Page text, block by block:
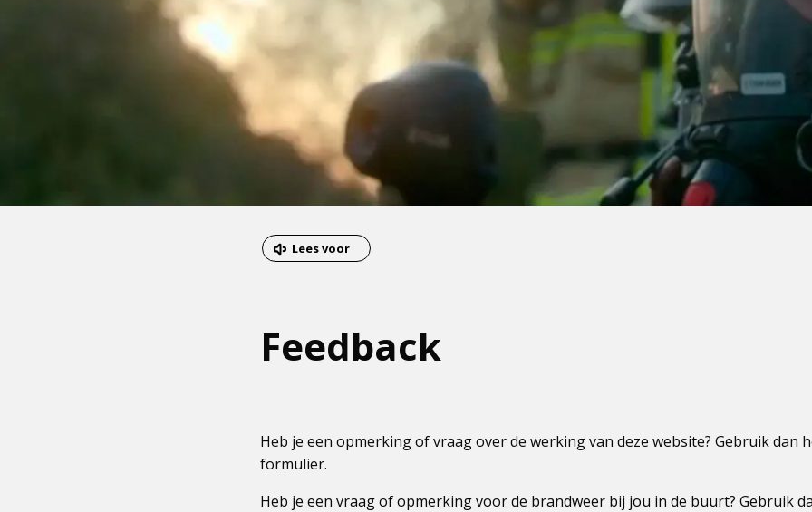
Dit
pagina
Lees voor
Feedback
Heb je een opmerking of vraag over de werking van deze website? Gebruik dan
formulier.
Heb je een vraag of opmerking voor de brandweer bij jou in de buurt? Gebruik